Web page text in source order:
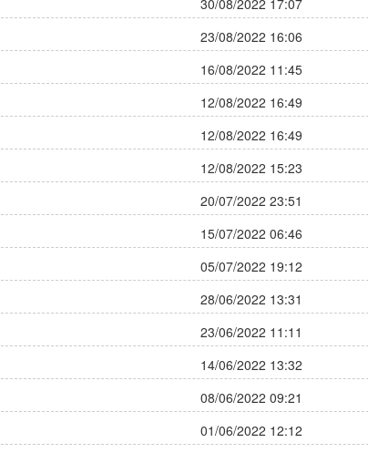
30/08/2022 17:07
23/08/2022 16:06
16/08/2022 11:45
12/08/2022 16:49
12/08/2022 16:49
12/08/2022 15:23
20/07/2022 23:51
15/07/2022 06:46
05/07/2022 19:12
28/06/2022 13:31
23/06/2022 11:11
14/06/2022 13:32
08/06/2022 09:21
01/06/2022 12:12